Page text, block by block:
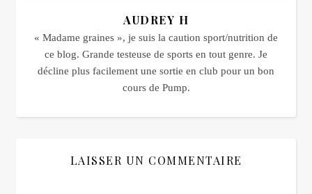
AUDREY H
« Madame graines », je suis la caution sport/nutrition de
ce blog. Grande testeuse de sports en tout genre. Je
décline plus facilement une sortie en club pour un bon
cours de Pump.
LAISSER UN COMMENTAIRE